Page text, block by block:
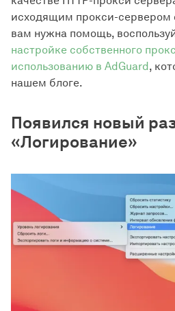
исходящим прокси-сервером
вам нужна помощь,
настройке собственного
использованию в AdGuard ,
нашем блоге.
Появился новый
«Логирование»